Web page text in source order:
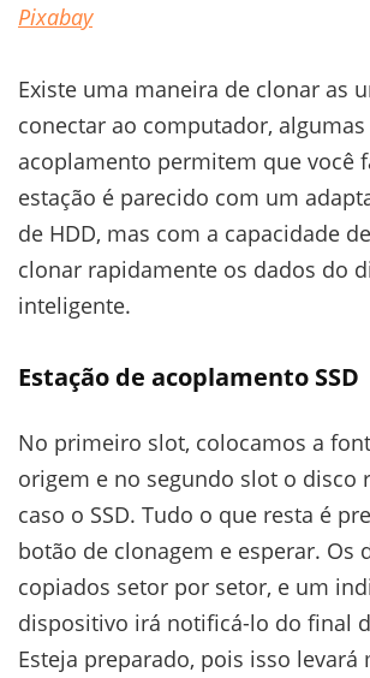
Pixabay
Existe uma maneira de clonar as
conectar ao computador,
acoplamento permitem que você
estação é parecido com um
de HDD, mas com a capacidade
clonar rapidamente os dados do
inteligente.
Estação de acoplamento SSD
No primeiro slot, colocamos a
origem e no segundo slot o disco
caso o SSD. Tudo o que resta é
botão de clonagem e esperar. Os
copiados setor por setor, e um
dispositivo irá notificá-lo do final
Esteja preparado, pois isso levará